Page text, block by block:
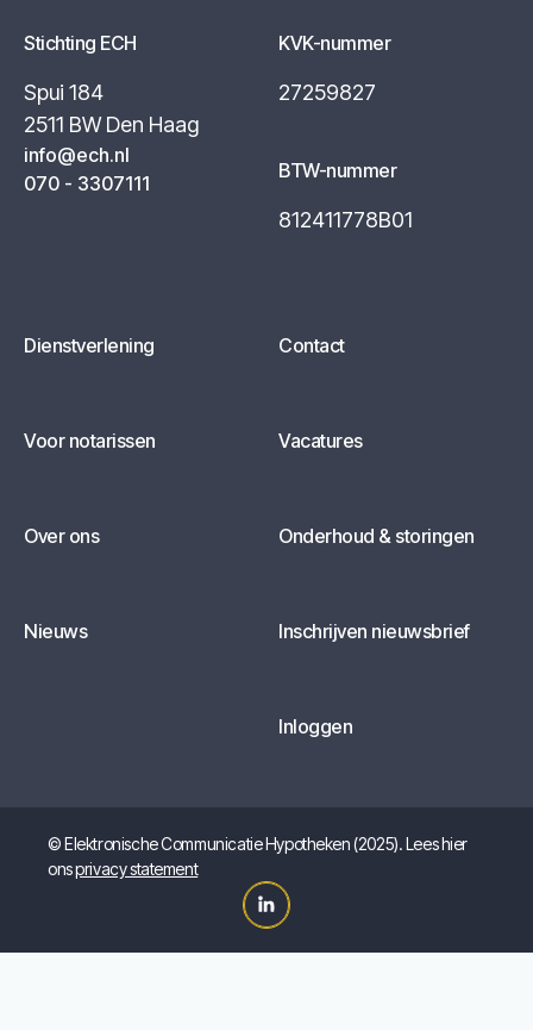
Stichting ECH
Spui 184
2511 BW Den Haag
info@ech.nl
070 - 3307111
KVK-nummer
27259827
BTW-nummer
812411778B01
Dienstverlening
Voor notarissen
Over ons
Nieuws
Contact
Vacatures
Onderhoud & storingen
Inschrijven nieuwsbrief
Inloggen
© Elektronische Communicatie Hypotheken (2025). Lees hier
onsprivacy statement